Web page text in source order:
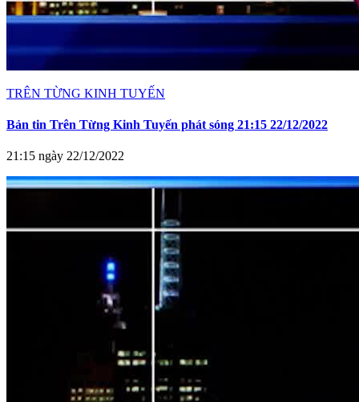
TRÊN TỪNG KINH TUYẾN
Bản tin Trên Từng Kinh Tuyến phát sóng 21:15 22/12/2022
21:15 ngày 22/12/2022